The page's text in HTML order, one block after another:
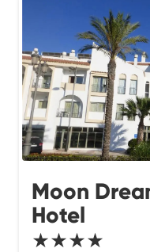
Moon
Hotel
★★★★